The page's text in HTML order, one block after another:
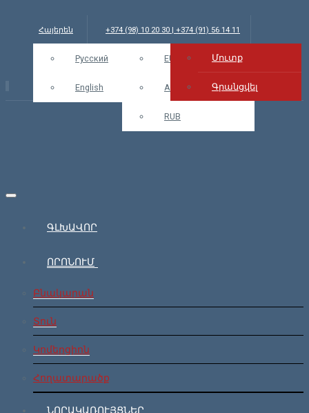
Հայերեն
Русский
English
+374 (98) 10 20 30 | +374 (91) 56 14 11
info@bars.am USD EUR
AMD
RUB
Մուտք Մուտք
Գրանցվել
ԳԼԽԱՎՈՐ
ՈՐՈՆՈՒՄ
Բնակարան
Տուն
Կոմերցիոն
Հողատարածք
ՆՈՐԱԿԱՌՈՒՅՑՆԵՐ